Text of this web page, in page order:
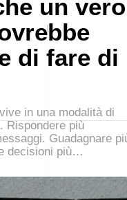
un vero
di fare di
in una modalità di
Rispondere più
Guadagnare
decisioni più…